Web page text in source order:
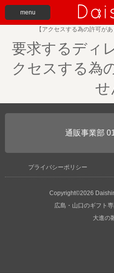
menu
【アクセスする為の許可が
要求するディ
クセスする為
せ
プライバシーポリシー
Copyright©2026
広島・山口のギフト
大進の